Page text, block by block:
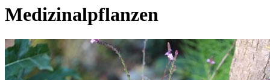
Medizinalpflanzen